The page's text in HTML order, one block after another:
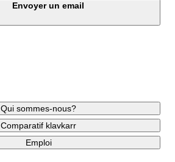
Envoyer un email
Qui sommes-nous?
Comparatif klavkarr
Emploi